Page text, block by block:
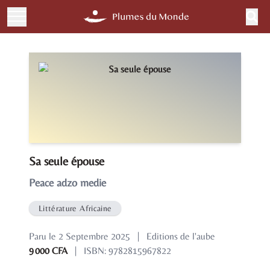
Sa seule épouse
Peace adzo medie
Littérature Africaine
Paru le 2 Septembre 2025 |
Editions de l'aube
9 000 CFA
| ISBN: 9782815967822